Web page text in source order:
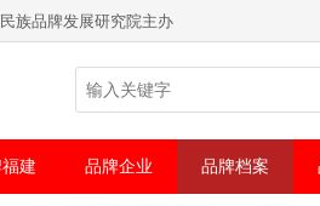
族品牌发展研究院主办
建 品牌企业 品牌档案